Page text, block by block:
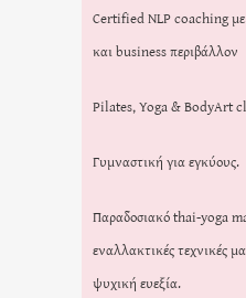
Certified NLP coaching
και business περιβάλλον
Pilates, Yoga & BodyArt
Γυμναστική για εγκύους.
Παραδοσιακό thai-yoga
εναλλακτικές τεχνικές
ψυχική ευεξία.